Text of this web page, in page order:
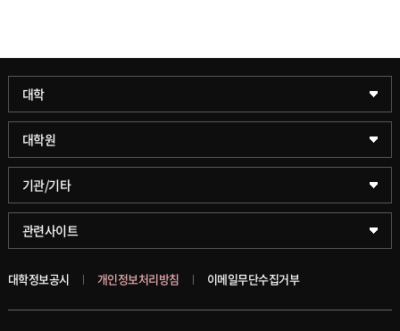
대학
과학기술대학
약학대학
글로벌비즈니스대학
공공정책대학
스마트도시학부
대학원
일반대학원
문화스포츠대학원
창업경영대학원
융합과학대학원
기관/기타
학술정보원(도서관)
학술정보팀
국제교류교육원
관련사이트
KUPID
블랙보드
대학정보공시 개인정보처리방침 이메일무단수집거부